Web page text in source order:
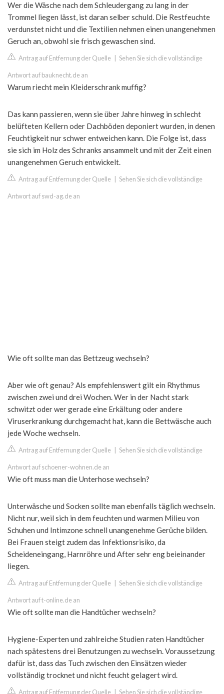
Wer die Wäsche nach dem Schleudergang zu lang in der
Trommel liegen lässt, ist daran selber schuld. Die Restfeuchte
verdunstet nicht und die Textilien nehmen einen unangenehmen
Geruch an, obwohl sie frisch gewaschen sind.
Antrag auf Entfernung der Quelle Sehen Sie sich die vollständige
Antwort auf bauknecht.de an
Warum riecht mein Kleiderschrank muffig?
Das kann passieren, wenn sie über Jahre hinweg in schlecht
belüfteten Kellern oder Dachböden deponiert wurden, in denen
Feuchtigkeit nur schwer entweichen kann. Die Folge ist, dass
sie sich im Holz des Schranks ansammelt und mit der Zeit einen
unangenehmen Geruch entwickelt.
Antrag auf Entfernung der Quelle Sehen Sie sich die vollständige
Antwort auf swd-ag.de an
Wie oft sollte man das Bettzeug wechseln?
Aber wie oft genau? Als empfehlenswert gilt ein Rhythmus
zwischen zwei und drei Wochen. Wer in der Nacht stark
schwitzt oder wer gerade eine Erkältung oder andere
Viruserkrankung durchgemacht hat, kann die Bettwäsche auch
jede Woche wechseln.
Antrag auf Entfernung der Quelle Sehen Sie sich die vollständige
Antwort auf schoener-wohnen.de an
Wie oft muss man die Unterhose wechseln?
Unterwäsche und Socken sollte man ebenfalls täglich wechseln.
Nicht nur, weil sich in dem feuchten und warmen Milieu von
Schuhen und Intimzone schnell unangenehme Gerüche bilden.
Bei Frauen steigt zudem das Infektionsrisiko, da
Scheideneingang, Harnröhre und After sehr eng beieinander
liegen.
Antrag auf Entfernung der Quelle Sehen Sie sich die vollständige
Antwort auf t-online.de an
Wie oft sollte man die Handtücher wechseln?
Hygiene-Experten und zahlreiche Studien raten Handtücher
nach spätestens drei Benutzungen zu wechseln. Voraussetzung
dafür ist, dass das Tuch zwischen den Einsätzen wieder
vollständig trocknet und nicht feucht gelagert wird.
Antrag auf Entfernung der Quelle Sehen Sie sich die vollständige